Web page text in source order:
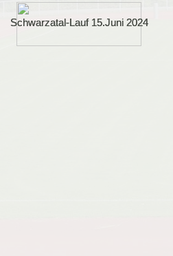
Schwarzatal-Lauf 15.Juni 2024
Schwarzatal-Lauf 15.Juni 2024